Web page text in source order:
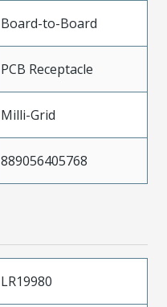
Board-to-Board
PCB Receptacle
Milli-Grid
889056405768
LR19980